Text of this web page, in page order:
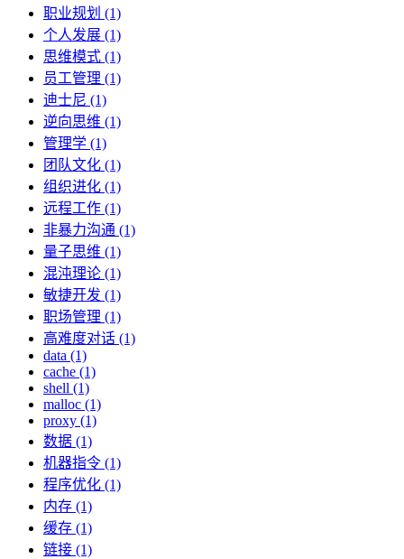
职业规划 (1)
个人发展 (1)
思维模式 (1)
员工管理 (1)
迪士尼 (1)
逆向思维 (1)
管理学 (1)
团队文化 (1)
组织进化 (1)
远程工作 (1)
非暴力沟通 (1)
量子思维 (1)
混沌理论 (1)
敏捷开发 (1)
职场管理 (1)
高难度对话 (1)
data (1)
cache (1)
shell (1)
malloc (1)
proxy (1)
数据 (1)
机器指令 (1)
程序优化 (1)
内存 (1)
缓存 (1)
链接 (1)